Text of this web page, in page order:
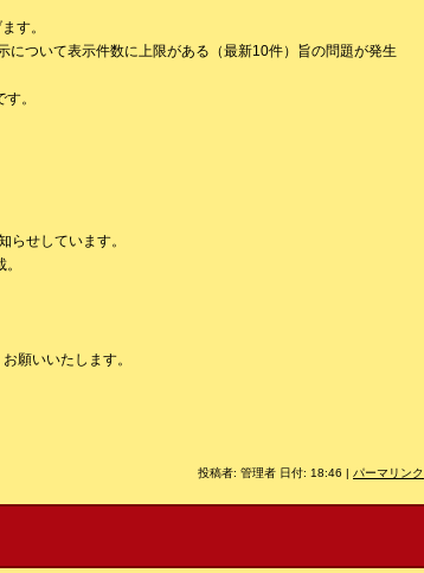
す。
ついて表示件数に上限がある（最新10件）旨の問題が発生
。
らせしています。
願いいたします。
投稿者: 管理者 日付: 18:46 | パーマリンク